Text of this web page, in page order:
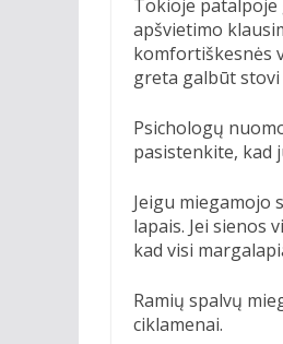
Tokioje patalpoje
apšvietimo
komfortiškesnės
greta galbūt
Psichologų
pasistenkite, kad
Jeigu miegamojo
lapais. Jei sienos
kad visi
Ramių spalvų
ciklamenai.